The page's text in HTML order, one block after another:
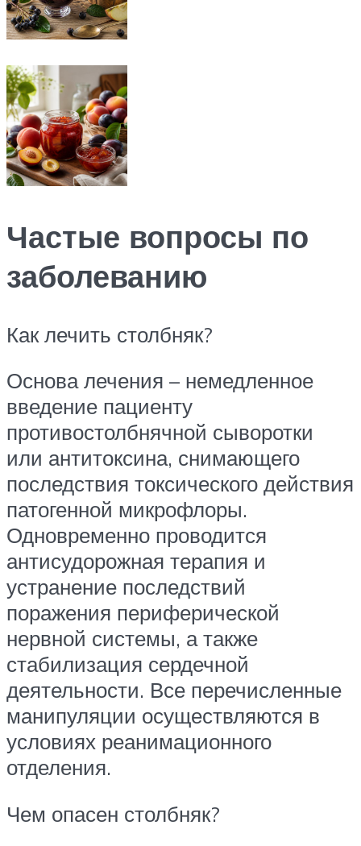
Частые вопросы по
заболеванию
Как лечить столбняк?
Основа лечения – немедленное
введение пациенту
противостолбнячной сыворотки
или антитоксина, снимающего
последствия токсического действия
патогенной микрофлоры.
Одновременно проводится
антисудорожная терапия и
устранение последствий
поражения периферической
нервной системы, а также
стабилизация сердечной
деятельности. Все перечисленные
манипуляции осуществляются в
условиях реанимационного
отделения.
Чем опасен столбняк?